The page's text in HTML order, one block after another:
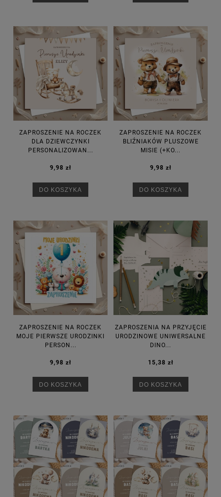
ZAPROSZENIE NA ROCZEK
DLA DZIEWCZYNKI
PERSONALIZOWAN...
9,98 zł
DO KOSZYKA
ZAPROSZENIE NA ROCZEK
BLIŹNIAKÓW PLUSZOWE
MISIE (+KO...
9,98 zł
DO KOSZYKA
ZAPROSZENIE NA ROCZEK
MOJE PIERWSZE URODZINKI
PERSON...
9,98 zł
DO KOSZYKA
ZAPROSZENIA NA PRZYJĘCIE
URODZINOWE UNIWERSALNE
DINO...
15,38 zł
DO KOSZYKA